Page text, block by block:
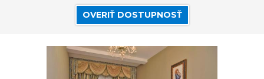
OVERIŤ DOSTUPNOSŤ